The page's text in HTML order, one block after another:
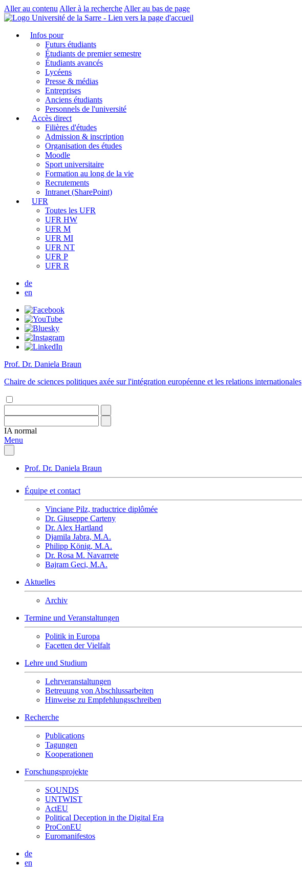
Aller au contenu Aller à la recherche Aller au bas de page
Infos pour
Futurs étudiants
Étudiants de premier semestre
Étudiants avancés
Lycéens
Presse & médias
Entreprises
Anciens étudiants
Personnels de l'université
Accès direct
Filières d'études
Admission & inscription
Organisation des études
Moodle
Sport universitaire
Formation au long de la vie
Recrutements
Intranet (SharePoint)
UFR
Toutes les UFR
UFR HW
UFR M
UFR MI
UFR NT
UFR P
UFR R
de
en
Prof. Dr. Daniela Braun
Chaire de sciences politiques axée sur l'intégration européenne et les relations internationales
IA normal
Menu
Prof. Dr. Daniela Braun
Équipe et contact
Vinciane Pilz, traductrice diplômée
Dr. Giuseppe Carteny
Dr. Alex Hartland
Djamila Jabra, M.A.
Philipp König, M.A.
Dr. Rosa M. Navarrete
Bajram Geci, M.A.
Aktuelles
Archiv
Termine und Veranstaltungen
Politik in Europa
Facetten der Vielfalt
Lehre und Studium
Lehrveranstaltungen
Betreuung von Abschlussarbeiten
Hinweise zu Empfehlungsschreiben
Recherche
Publications
Tagungen
Kooperationen
Forschungsprojekte
SOUNDS
UNTWIST
ActEU
Political Deception in the Digital Era
ProConEU
Euromanifestos
de
en